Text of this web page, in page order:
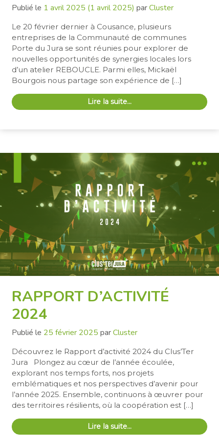
Publié le 1 avril 2025 (1 avril 2025) parCluster
Le 20 février dernier à Cousance, plusieurs
entreprises de la Communauté de communes
Porte du Jura se sont réunies pour explorer de
nouvelles opportunités de synergies locales lors
d’un atelier REBOUCLE. Parmi elles, Mickaël
Bourgois nous partage son expérience de […]
Lire la suite…
RAPPORT D’ACTIVITÉ
2024
Publié le 25 février 2025 parCluster
Découvrez le Rapport d’activité 2024 du Clus’Ter
Jura Plongez au cœur de l’année écoulée,
explorant nos temps forts, nos projets
emblématiques et nos perspectives d’avenir pour
l’année 2025. Ensemble, continuons à œuvrer pour
des territoires résilients, où la coopération est […]
Lire la suite…